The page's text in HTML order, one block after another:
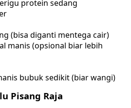
protein sedang
(bisa diganti mentega cair)
manis (opsional biar lebih
bubuk sedikit (biar wangi)
Pisang Raja